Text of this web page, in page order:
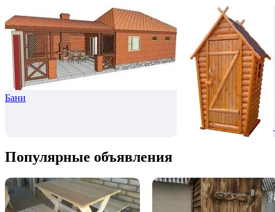
Бани
Популярные объявления